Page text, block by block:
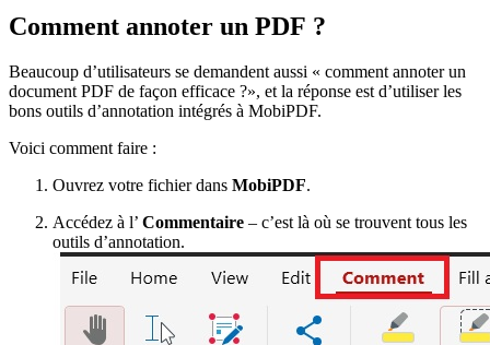
Comment annoter un PDF ?
Beaucoup d’utilisateurs se demandent aussi « comment annoter un
document PDF de façon efficace ?», et la réponse est d’utiliser les
bons outils d’annotation intégrés à MobiPDF.
Voici comment faire :
Ouvrez votre fichier dans MobiPDF.
Accédez à l’ Commentaire – c’est là où se trouvent tous les
outils d’annotation.